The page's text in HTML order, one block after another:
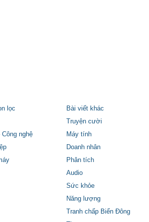
lọc Bài viết khác
Truyện cười
nghệ
Máy tính
Doanh nhân
Phân tích
Audio
Sức khỏe
Năng lượng
Tranh chấp Biển Đông